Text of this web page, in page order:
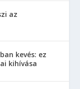
az
kevés: ez
kihívása